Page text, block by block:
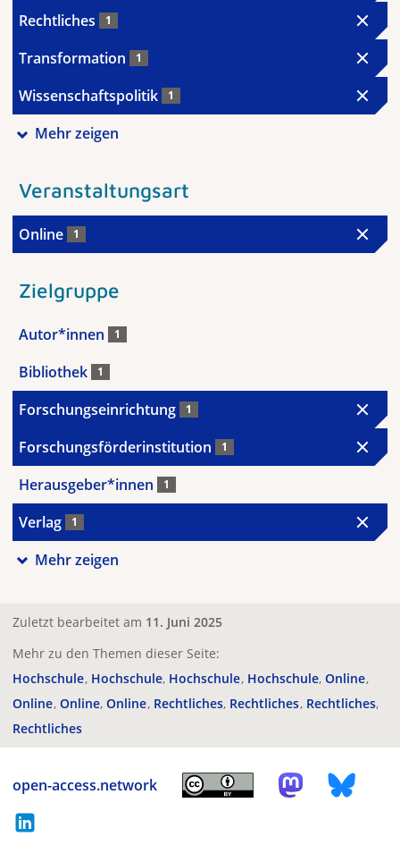
Rechtliches 1
Transformation 1
Wissenschaftspolitik 1
Mehr zeigen
Veranstaltungsart
Online 1
Zielgruppe
Autor*innen 1
Bibliothek 1
Forschungseinrichtung 1
Forschungsförderinstitution 1
Herausgeber*innen 1
Verlag 1
Mehr zeigen
Zuletzt bearbeitet am 11. Juni 2025
Mehr zu den Themen dieser Seite:
Hochschule Hochschule Hochschule Hochschule Online
Online Online Online Rechtliches Rechtliches Rechtliches
Rechtliches
open-access.network